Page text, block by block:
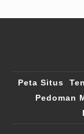
Peta Situs
Pedoman